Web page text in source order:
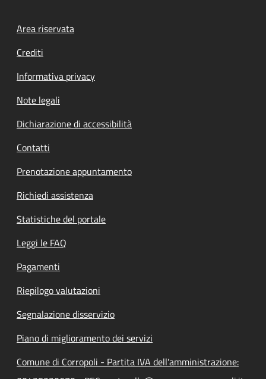
Footer menu
Area riservata
Crediti
Informativa privacy
Note legali
Dichiarazione di accessibilità
Contatti
Prenotazione appuntamento
Richiedi assistenza
Statistiche del portale
Leggi le FAQ
Pagamenti
Riepilogo valutazioni
Segnalazione disservizio
Piano di miglioramento dei servizi
Comune di Corropoli - Partita IVA dell'amministrazione: